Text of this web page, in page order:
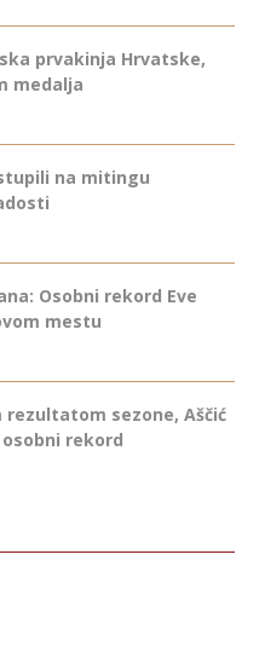
prvakinja Hrvatske,
medalja
na mitingu
Osobni rekord Eve
mestu
rezultatom sezone, Aščić
rekord